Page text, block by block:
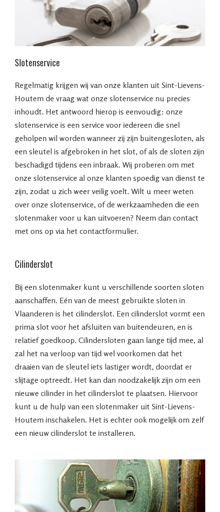
Slotenservice
Regelmatig krijgen wij van onze klanten uit Sint-Lievens-
Houtem de vraag wat onze slotenservice nu precies
inhoudt. Het antwoord hierop is eenvoudig: onze
slotenservice is een service voor iedereen die snel
geholpen wil worden wanneer zij zijn buitengesloten, als
een sleutel is afgebroken in het slot, of als de sloten zijn
beschadigd tijdens een inbraak. Wij proberen om met
onze slotenservice al onze klanten spoedig van dienst te
zijn, zodat u zich weer veilig voelt. Wilt u meer weten
over onze slotenservice, of de werkzaamheden die een
slotenmaker voor u kan uitvoeren? Neem dan contact
met ons op via het contactformulier.
Cilinderslot
Bij een slotenmaker kunt u verschillende soorten sloten
aanschaffen. Eén van de meest gebruikte sloten in
Vlaanderen is het cilinderslot. Een cilinderslot vormt een
prima slot voor het afsluiten van buitendeuren, en is
relatief goedkoop. Cilindersloten gaan lange tijd mee, al
zal het na verloop van tijd wel voorkomen dat het
draaien van de sleutel iets lastiger wordt, doordat er
slijtage optreedt. Het kan dan noodzakelijk zijn om een
nieuwe cilinder in het cilinderslot te plaatsen. Hiervoor
kunt u de hulp van een slotenmaker uit Sint-Lievens-
Houtem inschakelen. Het is echter ook mogelijk om zelf
een nieuw cilinderslot te installeren.